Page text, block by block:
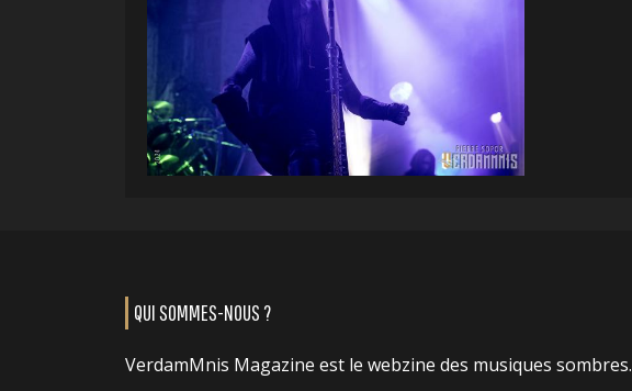
QUI SOMMES-NOUS ?
VerdamMnis Magazine est le webzine des musiques sombres.